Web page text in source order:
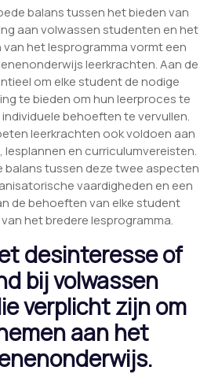
balans tussen het bieden van
aan volwassen studenten en het
het lesprogramma vormt een
leerkrachten. Aan de
om elke student de nodige
te bieden om hun leerproces te
behoeften te vervullen.
leerkrachten ook voldoen aan
lesplannen en curriculumvereisten.
balans tussen deze twee aspecten
vaardigheden en een
de behoeften van elke student
het bredere lesprogramma.
desinteresse of
bij volwassen
verplicht zijn om
aan het